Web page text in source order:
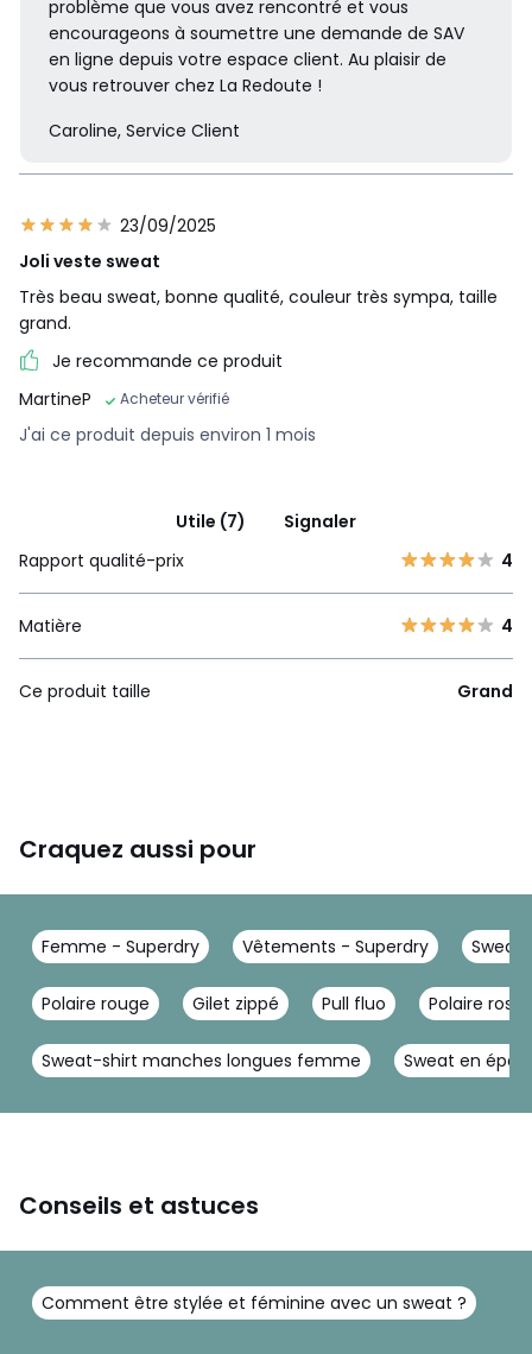
problème que vous avez rencontré et vous
encourageons à soumettre une demande de SAV
en ligne depuis votre espace client. Au plaisir de
vous retrouver chez La Redoute !
Caroline, Service Client
23/09/2025
Joli veste sweat
Très beau sweat, bonne qualité, couleur très sympa, taille
grand.
Je recommande ce produit
MartineP
Acheteur vérifié
J'ai ce produit depuis environ 1 mois
Utile (7)
Signaler
Rapport qualité-prix
4
Matière 4
Ce produit taille Grand
Craquez aussi pour
Femme - Superdry Vêtements - Superdry Sweat
Polaire rouge Gilet zippé Pull fluo Polaire rose
Sweat-shirt manches longues femme Sweat en
Conseils et astuces
Comment être stylée et féminine avec un sweat ?